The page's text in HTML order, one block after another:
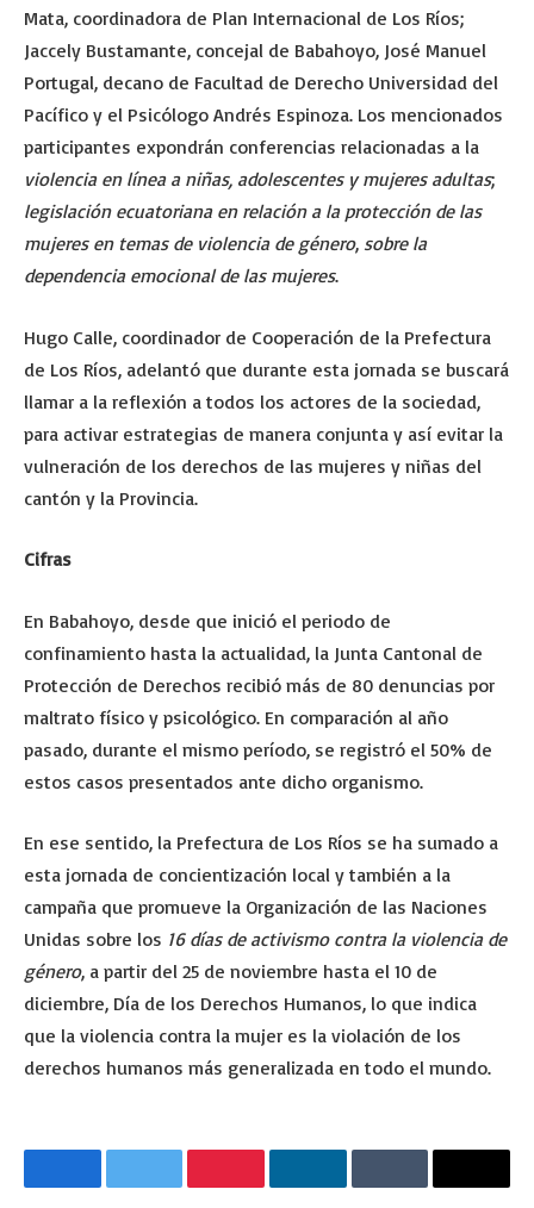
Mata, coordinadora de Plan Internacional de Los Ríos;
Jaccely Bustamante, concejal de Babahoyo, José Manuel
Portugal, decano de Facultad de Derecho Universidad del
Pacífico y el Psicólogo Andrés Espinoza. Los mencionados
participantes expondrán conferencias relacionadas a la
violencia en línea a niñas, adolescentes y mujeres adultas;
legislación ecuatoriana en relación a la protección de las
mujeres en temas de violencia de género, sobre la
dependencia emocional de las mujeres.
Hugo Calle, coordinador de Cooperación de la Prefectura
de Los Ríos, adelantó que durante esta jornada se buscará
llamar a la reflexión a todos los actores de la sociedad,
para activar estrategias de manera conjunta y así evitar la
vulneración de los derechos de las mujeres y niñas del
cantón y la Provincia.
Cifras
En Babahoyo, desde que inició el periodo de
confinamiento hasta la actualidad, la Junta Cantonal de
Protección de Derechos recibió más de 80 denuncias por
maltrato físico y psicológico. En comparación al año
pasado, durante el mismo período, se registró el 50% de
estos casos presentados ante dicho organismo.
En ese sentido, la Prefectura de Los Ríos se ha sumado a
esta jornada de concientización local y también a la
campaña que promueve la Organización de las Naciones
Unidas sobre los 16 días de activismo contra la violencia de
género, a partir del 25 de noviembre hasta el 10 de
diciembre, Día de los Derechos Humanos, lo que indica
que la violencia contra la mujer es la violación de los
derechos humanos más generalizada en todo el mundo.
FacebookTwitter PinterestLinkedInTumblr Email